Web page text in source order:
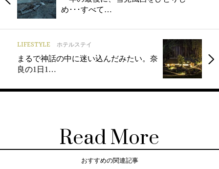
め･･･すべて…
LIFESTYLE ホテルステイ
まるで神話の中に迷い込んだみたい。奈
良の1日1…
Read More
おすすめの関連記事